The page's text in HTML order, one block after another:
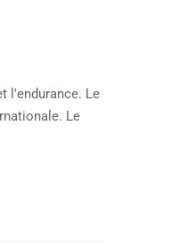
l'endurance. Le
Le